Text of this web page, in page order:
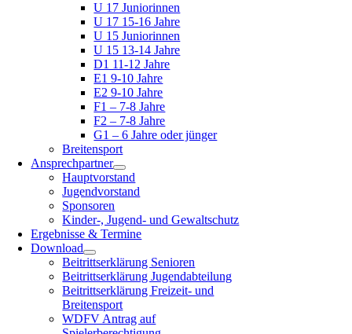
U 17 Juniorinnen
U 17 15-16 Jahre
U 15 Juniorinnen
U 15 13-14 Jahre
D1 11-12 Jahre
E1 9-10 Jahre
E2 9-10 Jahre
F1 – 7-8 Jahre
F2 – 7-8 Jahre
G1 – 6 Jahre oder jünger
Breitensport
Ansprechpartner
Hauptvorstand
Jugendvorstand
Sponsoren
Kinder-, Jugend- und Gewaltschutz
Ergebnisse & Termine
Download
Beitrittserklärung Senioren
Beitrittserklärung Jugendabteilung
Beitrittserklärung Freizeit- und
Breitensport
WDFV Antrag auf